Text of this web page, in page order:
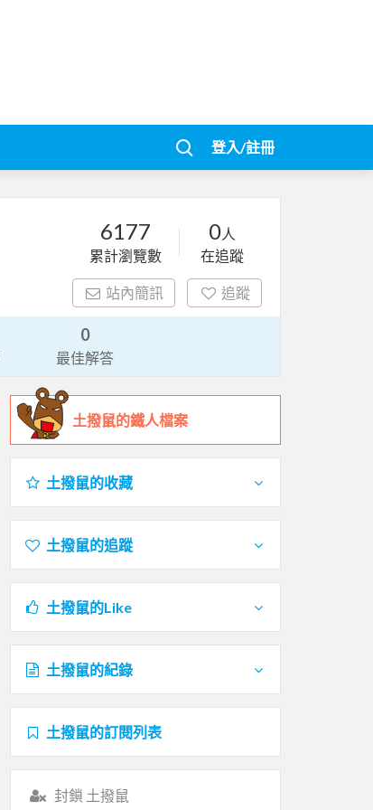
登入/註冊
6177
累計瀏覽數
0人
在追蹤
站內簡訊 追蹤
0
最佳解答
土撥鼠的鐵人檔案
土撥鼠的收藏
土撥鼠的追蹤
土撥鼠的Like
土撥鼠的紀錄
土撥鼠的訂閱列表
封鎖 土撥鼠